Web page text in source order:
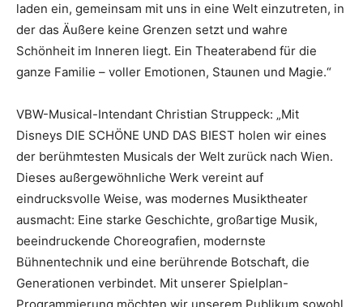
laden ein, gemeinsam mit uns in eine Welt einzutreten, in
der das Äußere keine Grenzen setzt und wahre
Schönheit im Inneren liegt. Ein Theaterabend für die
ganze Familie – voller Emotionen, Staunen und Magie.“
VBW-Musical-Intendant Christian Struppeck: „Mit
Disneys DIE SCHÖNE UND DAS BIEST holen wir eines
der berühmtesten Musicals der Welt zurück nach Wien.
Dieses außergewöhnliche Werk vereint auf
eindrucksvolle Weise, was modernes Musiktheater
ausmacht: Eine starke Geschichte, großartige Musik,
beeindruckende Choreografien, modernste
Bühnentechnik und eine berührende Botschaft, die
Generationen verbindet. Mit unserer Spielplan-